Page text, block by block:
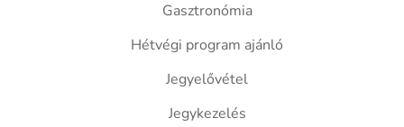
Gasztronómia
Hétvégi program ajánló
Jegyelővétel
Jegykezelés